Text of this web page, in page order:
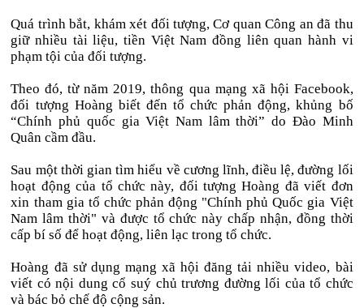
Quá trình bắt, khám xét đối tượng, Cơ quan Công an đã thu
giữ nhiều tài liệu, tiền Việt Nam đồng liên quan hành vi
phạm tội của đối tượng.
Theo đó, từ năm 2019, thông qua mạng xã hội Facebook,
đối tượng Hoàng biết đến tổ chức phản động, khủng bố
“Chính phủ quốc gia Việt Nam lâm thời” do Đào Minh
Quân cầm đầu.
Sau một thời gian tìm hiểu về cương lĩnh, điều lệ, đường lối
hoạt động của tổ chức này, đối tượng Hoàng đã viết đơn
xin tham gia tổ chức phản động "Chính phủ Quốc gia Việt
Nam lâm thời" và được tổ chức này chấp nhận, đồng thời
cấp bí số để hoạt động, liên lạc trong tổ chức.
Hoàng đã sử dụng mạng xã hội đăng tải nhiều video, bài
viết có nội dung cổ suý chủ trương đường lối của tổ chức
và bác bỏ chế độ cộng sản.